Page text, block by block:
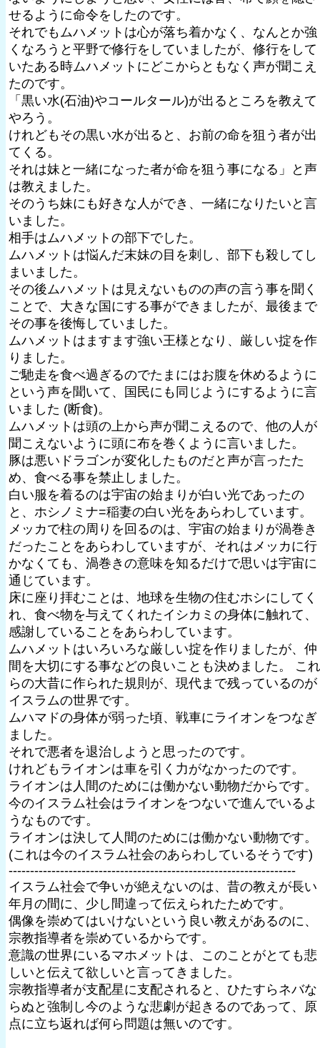
せるように命令をしたのです。
それでもムハメットは心が落ち着かなく、なんとか強
くなろうと平野で修行をしていましたが、修行をして
いたある時ムハメットにどこからともなく声が聞こえ
たのです。
「黒い水(石油)やコールタール)が出るところを教えて
やろう。
けれどもその黒い水が出ると、お前の命を狙う者が出
てくる。
それは妹と一緒になった者が命を狙う事になる」と声
は教えました。
そのうち妹にも好きな人ができ、一緒になりたいと言
いました。
相手はムハメットの部下でした。
ムハメットは悩んだ末妹の目を刺し、部下も殺してし
まいました。
その後ムハメットは見えないものの声の言う事を聞く
ことで、大きな国にする事ができましたが、最後まで
その事を後悔していました。
ムハメットはますます強い王様となり、厳しい掟を作
りました。
ご馳走を食べ過ぎるのでたまにはお腹を休めるように
という声を聞いて、国民にも同じようにするように言
いました (断食)。
ムハメットは頭の上から声が聞こえるので、他の人が
聞こえないように頭に布を巻くように言いました。
豚は悪いドラゴンが変化したものだと声が言ったた
め、食べる事を禁止しました。
白い服を着るのは宇宙の始まりが白い光であったの
と、ホシノミナ=稲妻の白い光をあらわしています。
メッカで柱の周りを回るのは、宇宙の始まりが渦巻き
だったことをあらわしていますが、それはメッカに行
かなくても、渦巻きの意味を知るだけで思いは宇宙に
通じています。
床に座り拝むことは、地球を生物の住むホシにしてく
れ、食べ物を与えてくれたイシカミの身体に触れて、
感謝していることをあらわしています。
ムハメットはいろいろな厳しい掟を作りましたが、仲
間を大切にする事などの良いことも決めました。 これ
らの大昔に作られた規則が、現代まで残っているのが
イスラムの世界です。
ムハマドの身体が弱った頃、戦車にライオンをつなぎ
ました。
それで悪者を退治しようと思ったのです。
けれどもライオンは車を引く力がなかったのです。
ライオンは人間のためには働かない動物だからです。
今のイスラム社会はライオンをつないで進んでいるよ
うなものです。
ライオンは決して人間のためには働かない動物です。
(これは今のイスラム社会のあらわしているそうです)
-------------------------------------------------------------------
イスラム社会で争いが絶えないのは、昔の教えが長い
年月の間に、少し間違って伝えられたためです。
偶像を崇めてはいけないという良い教えがあるのに、
宗教指導者を崇めているからです。
意識の世界にいるマホメットは、このことがとても悲
しいと伝えて欲しいと言ってきました。
宗教指導者が支配星に支配されると、ひたすらネバな
らぬと強制し今のような悲劇が起きるのであって、原
点に立ち返れば何ら問題は無いのです。